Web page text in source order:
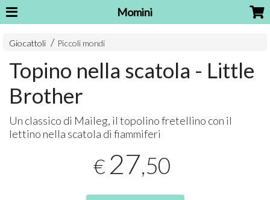
Momini
Giocattoli Piccoli mondi
Topino nella scatola - Little
Brother
Un classico di Maileg, il topolino fretellino con il
lettino nella scatola di fiammiferi
€ 27,50